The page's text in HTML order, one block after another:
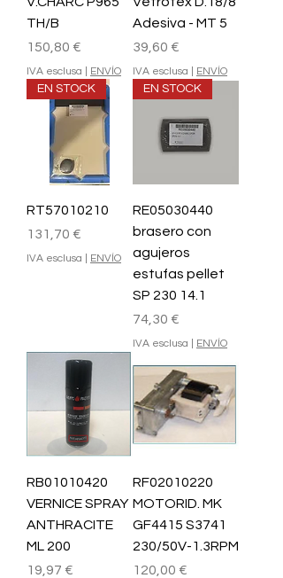
TH/B
Prezzo
150,80 €
IVA esclusa ENVÍO
Adesiva - MT 5
Prezzo
39,60 €
IVA esclusa ENVÍO
EN STOCK
RT57010210
Prezzo
131,70 €
IVA esclusa ENVÍO
EN STOCK
RE05030440
brasero con
agujeros
estufas pellet
SP 230 14.1
Prezzo
74,30 €
IVA esclusa ENVÍO
RB01010420
VERNICE SPRAY
ANTHRACITE
ML 200
Prezzo
19,97 €
RF02010220
MOTORID. MK
GF4415 S3741
230/50V-1.3RPM
Prezzo
120,00 €